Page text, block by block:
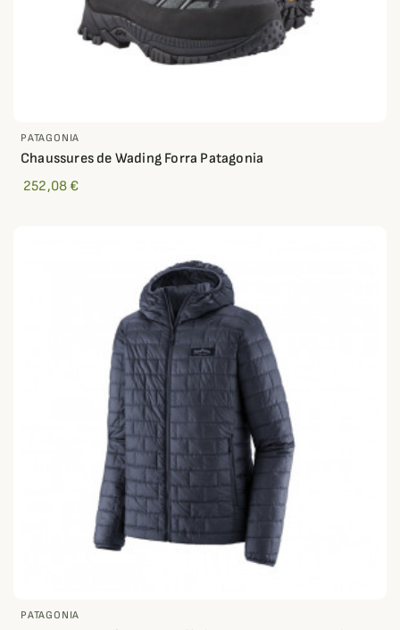
PATAGONIA
Chaussures de Wading Forra Patagonia
252,08 €
PATAGONIA